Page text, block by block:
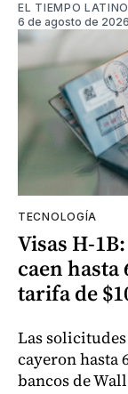
EL TIEMPO
6 de agosto de 2026
TECNOLOGÍA
Visas H-
caen hasta
tarifa de
Las
cayeron hasta
bancos de